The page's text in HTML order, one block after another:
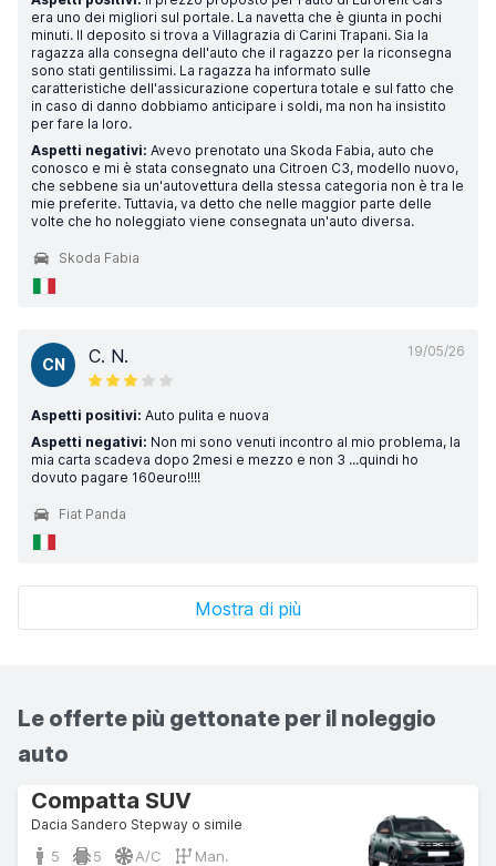
era uno dei migliori sul portale. La navetta che è giunta in pochi
minuti. Il deposito si trova a Villagrazia di Carini Trapani. Sia la
ragazza alla consegna dell'auto che il ragazzo per la riconsegna
sono stati gentilissimi. La ragazza ha informato sulle
caratteristiche dell'assicurazione copertura totale e sul fatto che
in caso di danno dobbiamo anticipare i soldi, ma non ha insistito
per fare la loro.
Aspetti negativi: Avevo prenotato una Skoda Fabia, auto che
conosco e mi è stata consegnato una Citroen C3, modello nuovo,
che sebbene sia un'autovettura della stessa categoria non è tra le
mie preferite. Tuttavia, va detto che nelle maggior parte delle
volte che ho noleggiato viene consegnata un'auto diversa.
Skoda Fabia
19/05/26
CN C. N.
Aspetti positivi: Auto pulita e nuova
Aspetti negativi: Non mi sono venuti incontro al mio problema, la
mia carta scadeva dopo 2mesi e mezzo e non 3 ...quindi ho
dovuto pagare 160euro!!!!
Fiat Panda
Mostra di più
Le offerte più gettonate per il noleggio
auto
Compatta SUV
Dacia Sandero Stepway o simile
5 5 A/C Man.